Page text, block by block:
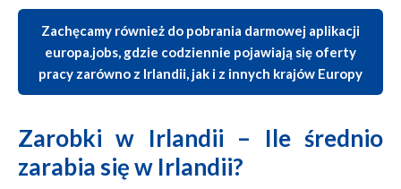
Zachęcamy również do pobrania darmowej aplikacji
europa.jobs, gdzie codziennie pojawiają się oferty
pracy zarówno z Irlandii, jak i z innych krajów Europy
Zarobki w Irlandii – Ile średnio
zarabia się w Irlandii?